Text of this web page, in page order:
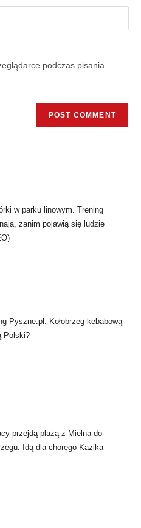
podczas pisania
w parku linowym. Trening
zanim pojawią się ludzie
Pyszne.pl: Kołobrzeg kebabową
Polski?
przejdą plażą z Mielna do
Idą dla chorego Kazika